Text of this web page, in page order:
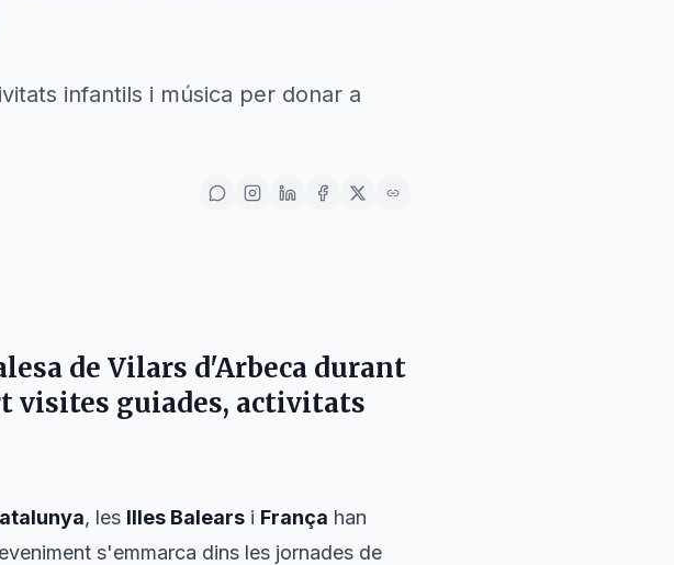
infantils i música per donar a
de Vilars d'Arbeca durant
visites guiades, activitats
, les Illes Balears i França han
s'emmarca dins les jornades de